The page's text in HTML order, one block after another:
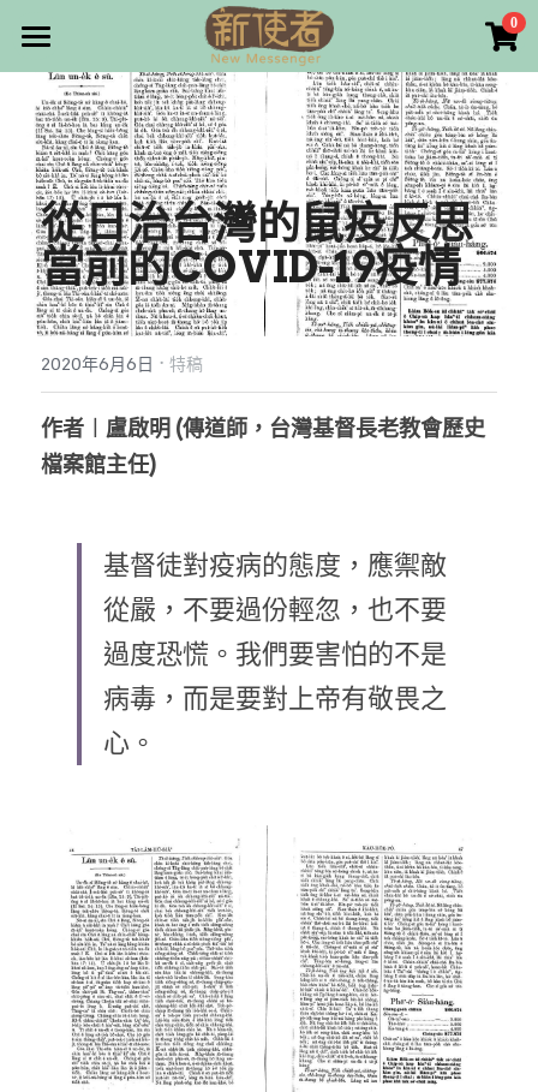
0
最新消息
關於我們
雜誌目錄
雜誌專欄
最新文章
編者的話
本期主題
大專世界
乘著夢想去旅行
成長部落格
特稿
解惑之窗
神學淺說
信仰生活
好書櫥窗
厝邊頭尾
家書
畫話人生
寫寫畫畫
漫畫
訂購/奉獻/廣告刊登
好站連結
Facebook
奉獻支持
從日治台灣的鼠疫反思
當前的COVID-19疫情
2020年6月6日 · 特稿
作者︱盧啟明 (傳道師，台灣基督長老教會歷史
檔案館主任)
基督徒對疫病的態度，應禦敵
從嚴，不要過份輕忽，也不要
過度恐慌。我們要害怕的不是
病毒，而是要對上帝有敬畏之
心。
×
商品分類
所有商品分類